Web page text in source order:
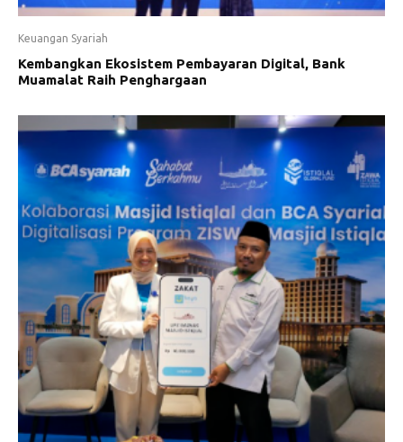
Keuangan Syariah
Kembangkan Ekosistem Pembayaran Digital, Bank
Muamalat Raih Penghargaan